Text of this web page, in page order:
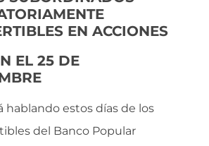
EN ACCIONES
EL 25 DE
hablando estos días de los
del Banco Popular